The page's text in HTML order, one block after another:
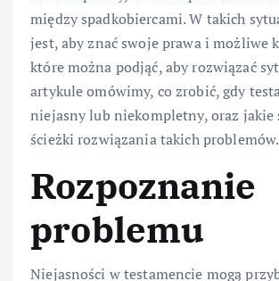
między spadkobiercami. W takich
jest, aby znać swoje prawa i możliwe
które można podjąć, aby rozwiązać
artykule omówimy, co zrobić, gdy
niejasny lub niekompletny, oraz jakie
ścieżki rozwiązania takich problemów.
Rozpoznanie
problemu
Niejasności w testamencie mogą